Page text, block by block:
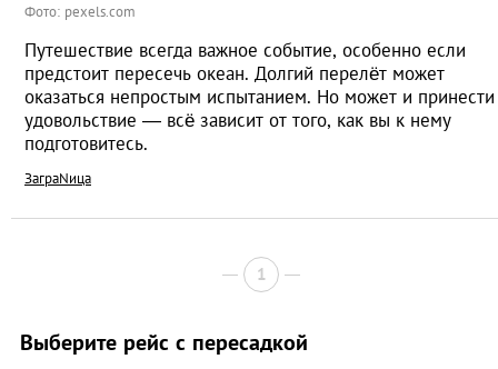
Фото: pexels.com
Путешествие всегда важное событие, особенно если
предстоит пересечь океан. Долгий перелёт может
оказаться непростым испытанием. Но может и принести
удовольствие — всё зависит от того, как вы к нему
подготовитесь.
ЗаграNица
1
Выберите рейс с пересадкой